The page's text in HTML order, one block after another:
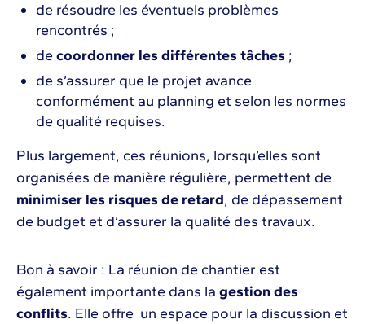
de résoudre les éventuels problèmes
rencontrés ;
de coordonner les différentes tâches ;
de s’assurer que le projet avance
conformément au planning et selon les normes
de qualité requises.
Plus largement, ces réunions, lorsqu’elles sont
organisées de manière régulière, permettent de
minimiser les risques de retard, de dépassement
de budget et d’assurer la qualité des travaux.
Bon à savoir : La réunion de chantier est
également importante dans la gestion des
conflits. Elle offre un espace pour la discussion et